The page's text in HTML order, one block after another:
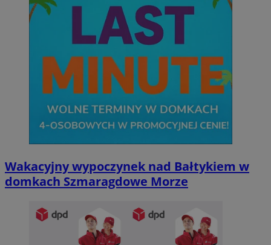
Wakacyjny wypoczynek nad Bałtykiem w
domkach Szmaragdowe Morze